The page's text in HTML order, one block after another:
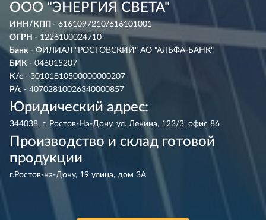
ООО "ЭНЕРГИЯ СВЕТА"
ИНН/КПП - 6161097210/616101001
ОГРН - 1226100024710
Банк - ФИЛИАЛ "РОСТОВСКИЙ" АО "АЛЬФА-БАНК"
БИК - 046015207
К/с - 30101810500000000207
Р/с - 40702810026340000857
Юридический адрес:
344038, г. Ростов-На-Дону, ул. Ленина, 123/3, офис 86
Производство и склад готовой
продукции
г.Ростов-на-Дону, 19 улица, дом 3А